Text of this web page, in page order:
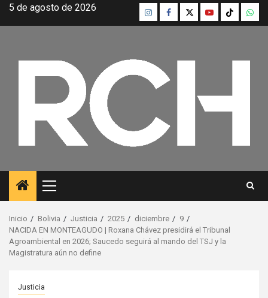
Saltar
5 de agosto de 2026 InstagramFacebook
TwitterYoutubeTikTok
Menú
principal
Inicio Bolivia Justicia 2025 diciembre
9
NACIDA EN MONTEAGUDO | Roxana Chávez presidirá el Tribunal
Agroambiental en 2026; Saucedo seguirá al mando del TSJ y la
Magistratura aún no define
Justicia